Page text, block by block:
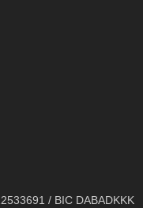
/ BIC DABADKKK